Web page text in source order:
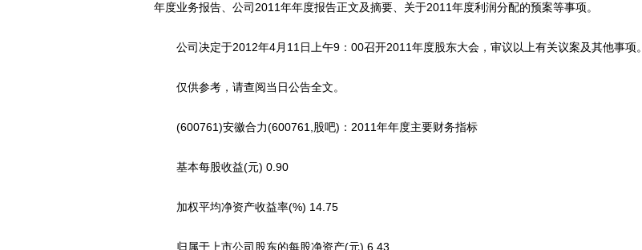
年度业务报告、公司2011年年度报告正文及摘要、关于2011年度利润分配的预案等事项。
公司决定于2012年4月11日上午9：00召开2011年度股东大会，审议以上有关议案及其他事项。
仅供参考，请查阅当日公告全文。
(600761)安徽合力(600761,股吧)：2011年年度主要财务指标
基本每股收益(元) 0.90
加权平均净资产收益率(%) 14.75
归属于上市公司股东的每股净资产(元) 6.43